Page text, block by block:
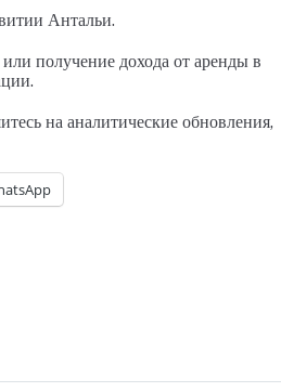
Антальи.
получение дохода от аренды в
на аналитические обновления,